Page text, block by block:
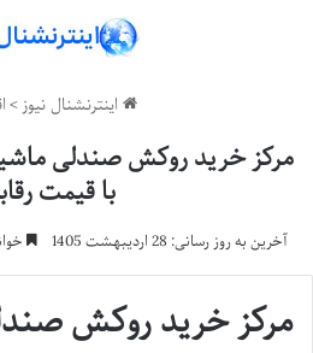
اینترنشنال نیوز>
مرکز خرید روکش صندلی
با قیمت
آخرین به روز رسانی: 28 اردیبهشت 1405
مرکز خرید روکش